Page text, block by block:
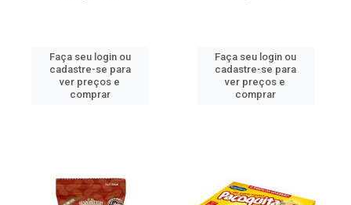
Faça seu login ou
cadastre-se para
ver preços e
comprar
Faça seu login ou
cadastre-se para
ver preços e
comprar